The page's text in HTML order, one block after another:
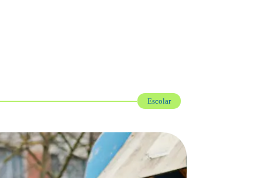
Escolar